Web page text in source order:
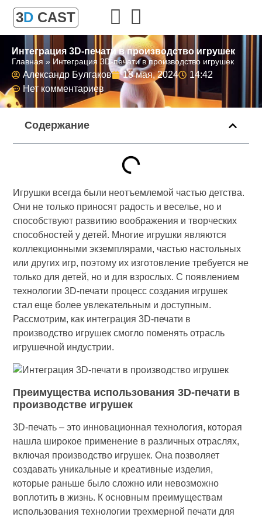
3D CAST
Интеграция 3D-печати в производство игрушек
Главная » Интеграция 3D-печати в производство игрушек
Александр Булгаков 18 мая, 2024
14:42
Нет комментариев
Содержание
Игрушки всегда были неотъемлемой частью детства.
Они не только приносят радость и веселье, но и
способствуют развитию воображения и творческих
способностей у детей. Многие игрушки являются
коллекционными экземплярами, частью настольных
или других игр, поэтому их изготовление требуется не
только для детей, но и для взрослых. С появлением
технологии 3D-печати процесс создания игрушек
стал еще более увлекательным и доступным.
Рассмотрим, как интеграция 3D-печати в
производство игрушек смогло поменять отрасль
игрушечной индустрии.
Преимущества использования 3D-печати в
производстве игрушек
3D-печать – это инновационная технология, которая
нашла широкое применение в различных отраслях,
включая производство игрушек. Она позволяет
создавать уникальные и креативные изделия,
которые раньше было сложно или невозможно
воплотить в жизнь. К основным преимуществам
использования технологии трехмерной печати для